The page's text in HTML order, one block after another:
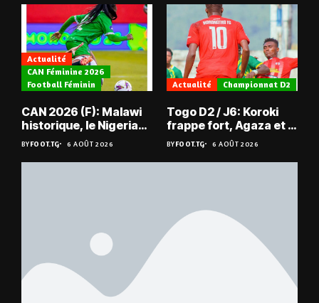
Actualité
CAN Féminine 2026
Football Féminin
CAN 2026 (F): Malawi
historique, le Nigeria
sauvé, la Zambie
éliminée
BYFOOT.TG 6 AOÛT 2026
Actualité Championnat D2
Togo D2 / J6: Koroki
frappe fort, Agaza et la
JCA assurent,
suspense avant Sara
FC – Doumbé FC
BYFOOT.TG 6 AOÛT 2026